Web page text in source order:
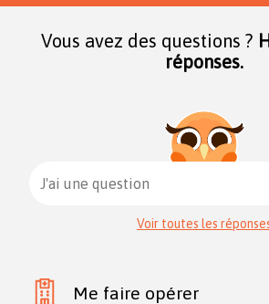
Vous avez des questions ?
réponses.
J'ai une question
Voir toutes les
Me faire opérer